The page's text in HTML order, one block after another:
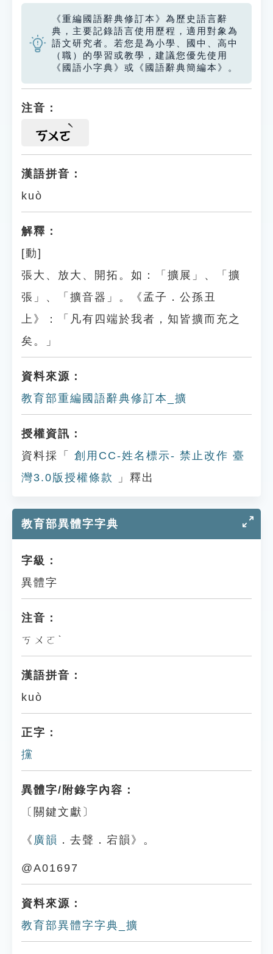
《重編國語辭典修訂本》為歷史語言辭
典，主要記錄語言使用歷程，適用對象為
語文研究者。若您是為小學、國中、高中
（職）的學習或教學，建議您優先使用
《國語小字典》或《國語辭典簡編本》。
注音：
ㄎㄨㄛ
漢語拼音：
kuò
解釋：
[動]
張大、放大、開拓。如：「擴展」、「擴
張」、「擴音器」。《孟子．公孫丑
上》：「凡有四端於我者，知皆擴而充之
矣。」
資料來源：
教育部重編國語辭典修訂本_擴
授權資訊：
資料採「
創用CC-姓名標示- 禁止改作 臺
灣3.0版授權條款
」釋出
教育部異體字字典
字級：
異體字
注音：
ㄎㄨㄛˋ
漢語拼音：
kuò
正字：
攩
異體字/附錄字內容：
〔關鍵文獻〕
《 廣韻 ．去聲．宕韻》。
@A01697
資料來源：
教育部異體字字典_擴